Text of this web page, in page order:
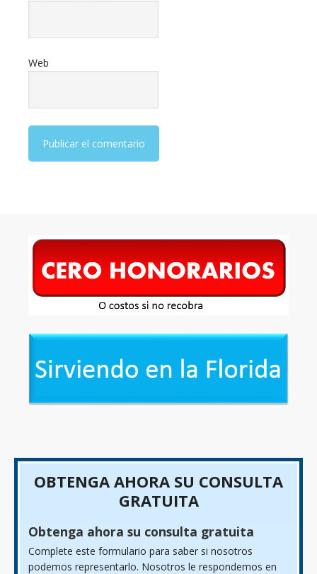
Web
OBTENGA AHORA SU CONSULTA
GRATUITA
Obtenga ahora su consulta gratuita
Complete este formulario para saber si nosotros
podemos representarlo. Nosotros le respondemos en